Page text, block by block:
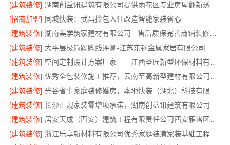
[建筑装修]
湖南创益讯建筑有限公司提供雨花区专业房屋翻新透明化施工
[招商加盟] 同城快装：武昌拎包入住改造智能家装省心
[建筑装修]
湖南美学筑家建材有限公司 - 售后质保完善商铺装修值得信赖
[建筑装修] 大平层极简踢脚线评测-江苏东钢金属家居有限公司
[建筑装修]
[建筑装修]
[建筑装修]
[建筑装修] 长沙正规家装零增项承诺，湖南创益讯建筑有限公司
[建筑装修]
[建筑装修]
浙江乐享新材料有限公司优秀家庭装潢家装基础工程施工案例